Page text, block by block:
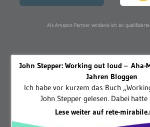
Als Amazon-Partner verdiene ich an
John Stepper: Working out loud – Aha-
Jahren Bloggen
Ich habe vor kurzem das Buch
John Stepper gelesen. Dabei hatte
Lese weiter auf rete-